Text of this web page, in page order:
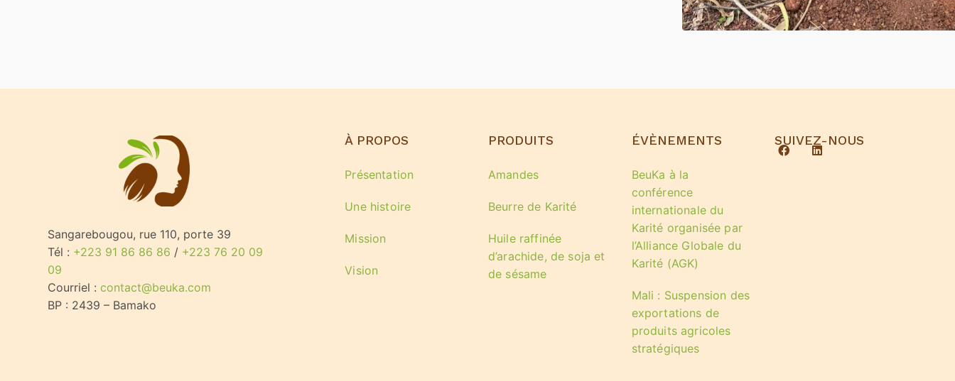
Sangarebougou, rue 110, porte 39
Tél : +223 91 86 86 86 / +223 76 20 09
09
Courriel : contact@beuka.com
BP : 2439 – Bamako
À PROPOS
Présentation
Une histoire
Mission
Vision
PRODUITS
Amandes
Beurre de Karité
Huile raffinée
d’arachide, de soja et
de sésame
ÉVÈNEMENTS
BeuKa à la
conférence
internationale du
Karité organisée par
l’Alliance Globale du
Karité (AGK)
Mali : Suspension des
exportations de
produits agricoles
stratégiques
SUIVEZ-NOUS